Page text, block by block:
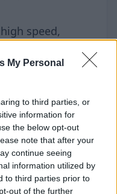
My Personal
to third parties, or
information for
the below opt-out
note that after your
continue seeing
information utilized by
to third parties prior to
out of the further
speed,